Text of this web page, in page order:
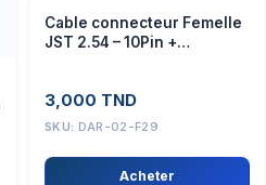
Cable connecteur Femelle
JST 2.54 – 10Pin +
3,000 TND
SKU: DAR-02-F29
Acheter